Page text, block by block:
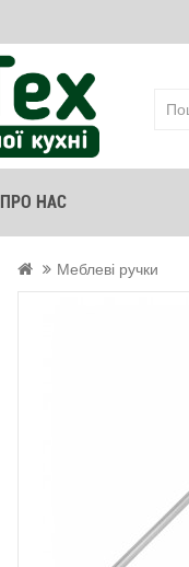
ПРО НАС
Меблеві ручки